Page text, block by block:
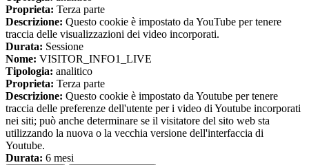
Proprieta: Terza parte
Descrizione: Questo cookie è impostato da YouTube per tenere
traccia delle visualizzazioni dei video incorporati.
Durata: Sessione
Nome: VISITOR_INFO1_LIVE
Tipologia: analitico
Proprieta: Terza parte
Descrizione: Questo cookie è impostato da Youtube per tenere
traccia delle preferenze dell'utente per i video di Youtube incorporati
nei siti; può anche determinare se il visitatore del sito web sta
utilizzando la nuova o la vecchia versione dell'interfaccia di
Youtube.
Durata: 6 mesi